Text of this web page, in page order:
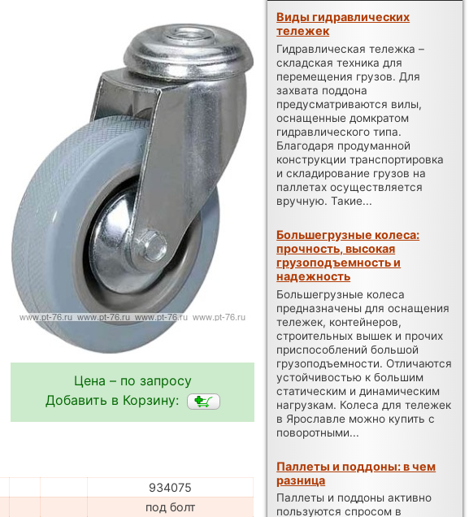
Цена – по запросу
Добавить в Корзину:
934075
под болт
Виды гидравлических
тележек
Гидравлическая тележка –
складская техника для
перемещения грузов. Для
захвата поддона
предусматриваются вилы,
оснащенные домкратом
гидравлического типа.
Благодаря продуманной
конструкции транспортировка
и складирование грузов на
паллетах осуществляется
вручную. Такие...
Большегрузные колеса:
прочность, высокая
грузоподъемность и
надежность
Большегрузные колеса
предназначены для оснащения
тележек, контейнеров,
строительных вышек и прочих
приспособлений большой
грузоподъемности. Отличаются
устойчивостью к большим
статическим и динамическим
нагрузкам. Колеса для тележек
в Ярославле можно купить с
поворотными...
Паллеты и поддоны: в чем
разница
Паллеты и поддоны активно
пользуются спросом в